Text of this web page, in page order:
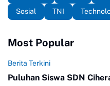
Sosial
TNI
Most Popular
Berita Terkini
Puluhan Siswa SDN